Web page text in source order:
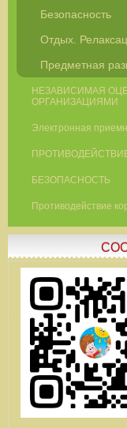
Безопасность
Отдых.
Предметная
НЕЗАВИСИМАЯ
ОРГАНИЗАЦИЯМИ
Электронная
БЕЗОПАСНОСТЬ
Противодействие